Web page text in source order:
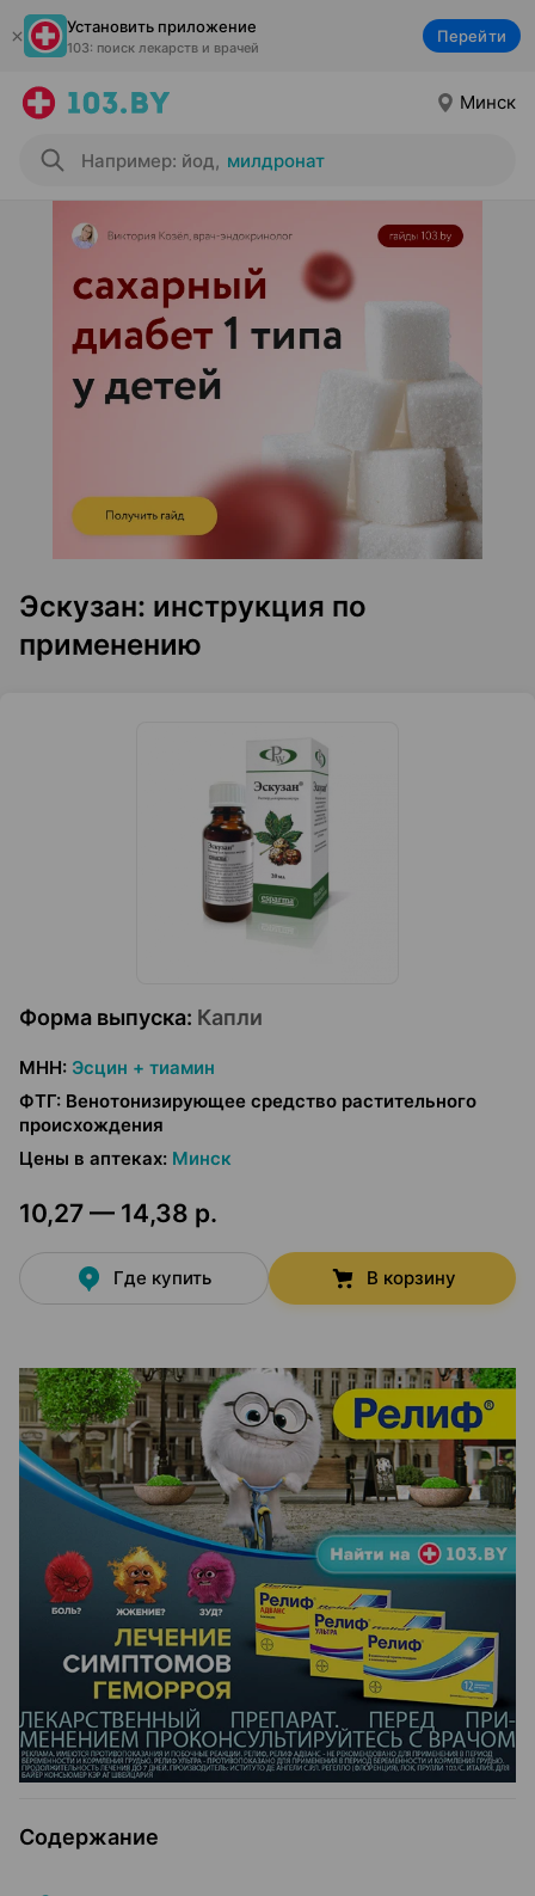
Установить приложение
103: поиск лекарств и врачей
Перейти
Минск
Например: йод, милдронат
Эскузан: инструкция по
применению
Форма выпуска: Капли
МНН: Эсцин + тиамин
ФТГ: Венотонизирующее средство растительного
происхождения
Цены в аптеках: Минск
10,27 — 14,38 р.
Где купить В корзину
Содержание